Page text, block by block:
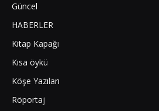
Güncel
HABERLER
Kitap Kapağı
Kısa öykü
Köşe Yazıları
Röportaj